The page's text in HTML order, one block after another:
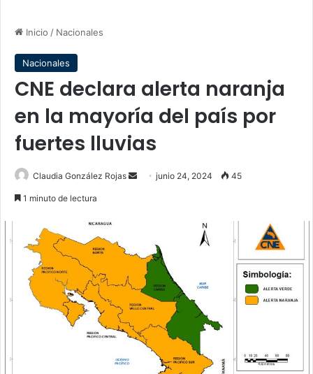
Inicio / Nacionales
Nacionales
CNE declara alerta naranja
en la mayoría del país por
fuertes lluvias
Claudia González Rojas
Sendjunio 24, 2024 45
1 minuto de lectura